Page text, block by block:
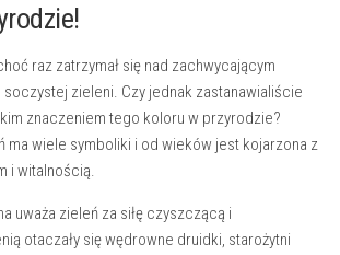
‍raz zatrzymał się​ nad zachwycającym
soczystej zieleni. Czy jednak zastanawialiście
znaczeniem tego koloru ‍w przyrodzie?
ma wiele symboliki i ‌od wieków ‍jest kojarzona z
i witalnością.
uważa zieleń ⁢za siłę czyszczącą i
otaczały się wędrowne druidki, starożytni